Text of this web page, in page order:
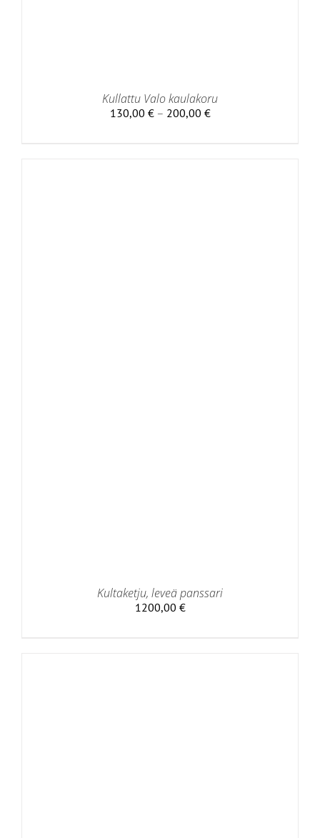
Kullattu Valo kaulakoru
130,00 € – 200,00 €Hintaluokka:
Kultaketju, leveä panssari
1200,00 €